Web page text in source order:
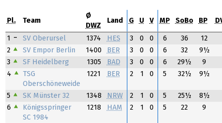
Pl. Team
Ø
DWZ
Land G U V MP SoBo BP
1 SV Oberursel 1374 HES 3 0 0 6 36
12
2
SV Empor Berlin 1400 BER 3 0 0 6 32
9½
3
SF Heidelberg 1305 BAD 3 0 0 6 29½
9
4
TSG
Oberschöneweide
1221 BER 2 1 0 5 32½ 9½
5 SK Münster 32 1348 NRW 2 1 0 5 25½
8½
6
Königsspringer
SC 1984
1218 HAM 2 1 0 5 22 9